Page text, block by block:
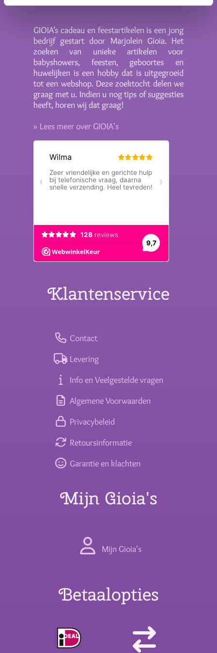
GIOIA’s cadeau en feestartikelen is een jong
bedrijf gestart door Marjolein Gioia. Het
zoeken van unieke artikelen voor
babyshowers, feesten, geboortes en
huwelijken is een hobby dat is uitgegroeid
tot een webshop. Deze zoektocht delen we
graag met u. Indien u nog tips of suggesties
heeft, horen wij dat graag!
» Lees meer over GIOIA's
Klantenservice
Contact
Levering
Info en Veelgestelde vragen
Algemene Voorwaarden
Privacybeleid
Retoursinformatie
Garantie en klachten
Mijn Gioia's
Mijn Gioia's
Betaalopties